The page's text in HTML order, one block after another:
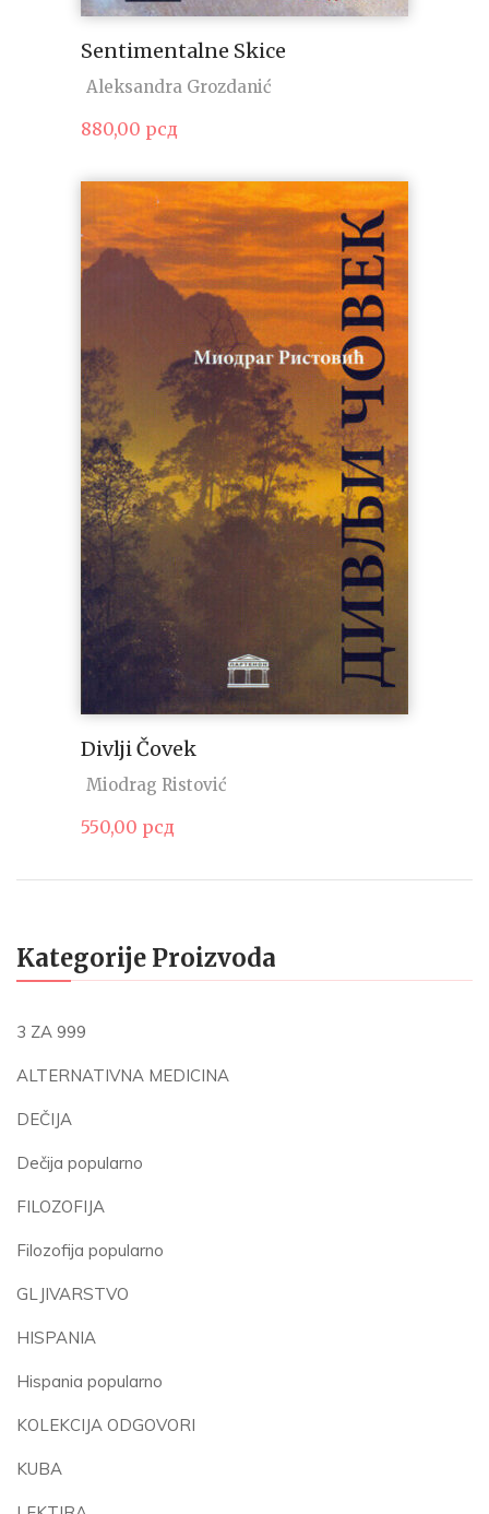
Kategorije Proizvoda
3 ZA 999
ALTERNATIVNA MEDICINA
DEČIJA
Dečija popularno
FILOZOFIJA
Filozofija popularno
GLJIVARSTVO
HISPANIA
Hispania popularno
KOLEKCIJA ODGOVORI
KUBA
Sentimentalne Skice
Aleksandra Grozdanić
880,00 рсд
Divlji Čovek
Miodrag Ristović
550,00 рсд